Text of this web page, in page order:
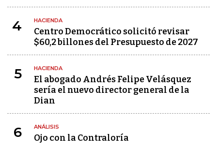
4 HACIENDA
Centro Democrático solicitó revisar
$60,2 billones del Presupuesto de 2027
5 HACIENDA
El abogado Andrés Felipe Velásquez
sería el nuevo director general de la
Dian
6 ANÁLISIS
Ojo con la Contraloría